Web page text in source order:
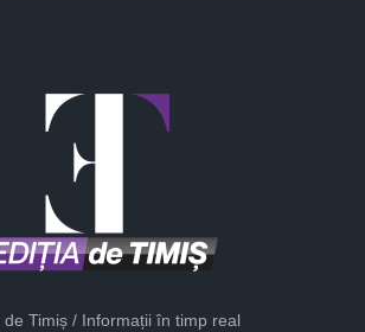
de Timiș / Informații în timp real